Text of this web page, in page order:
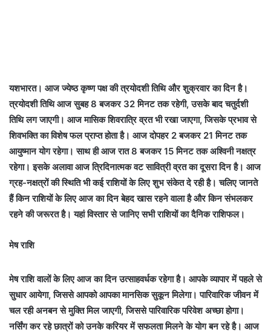
यशभारत। आज ज्येष्ठ कृष्ण पक्ष की त्रयोदशी तिथि और शुक्रवार का दिन है।
त्रयोदशी तिथि आज सुबह 8 बजकर 32 मिनट तक रहेगी, उसके बाद चतुर्दशी
तिथि लग जाएगी। आज मासिक शिवरात्रि व्रत भी रखा जाएगा, जिसके प्रभाव से
शिवभक्ति का विशेष फल प्राप्त होता है। आज दोपहर 2 बजकर 21 मिनट तक
आयुष्मान योग रहेगा। साथ ही आज रात 8 बजकर 15 मिनट तक अश्विनी नक्षत्र
रहेगा। इसके अलावा आज त्रिदिनात्मक वट सावित्री व्रत का दूसरा दिन है। आज
ग्रह-नक्षत्रों की स्थिति भी कई राशियों के लिए शुभ संकेत दे रही है। चलिए जानते
हैं किन राशियों के लिए आज का दिन बेहद खास रहने वाला है और किन संभलकर
रहने की जरूरत है। यहां विस्तार से जानिए सभी राशियों का दैनिक राशिफल।
मेष राशि
मेष राशि वालों के लिए आज का दिन उत्साहवर्धक रहेगा है। आपके व्यापार में पहले से
सुधार आयेगा, जिससे आपको आपका मानसिक सुकून मिलेगा। पारिवारिक जीवन में
चल रही अनबन से मुक्ति मिल जाएगी, जिससे पारिवारिक परिवेश अच्छा होगा।
नर्सिंग कर रहे छात्रों को उनके करियर में सफलता मिलने के योग बन रहे है। आज